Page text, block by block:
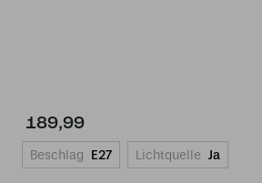
189,99
Beschlag E27 Lichtquelle Ja